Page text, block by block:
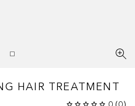
HAIR TREATMENT